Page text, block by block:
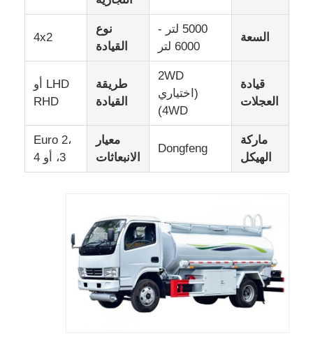
السعة
5000 لتر -
6000 لتر
نوع
القيادة
4x2
قيادة
العجلات
2WD
(اختياري
4WD)
طريقة
القيادة
LHD أو
RHD
ماركة
الهيكل
Dongfeng
معيار
الانبعاثات
Euro 2،
3، أو 4